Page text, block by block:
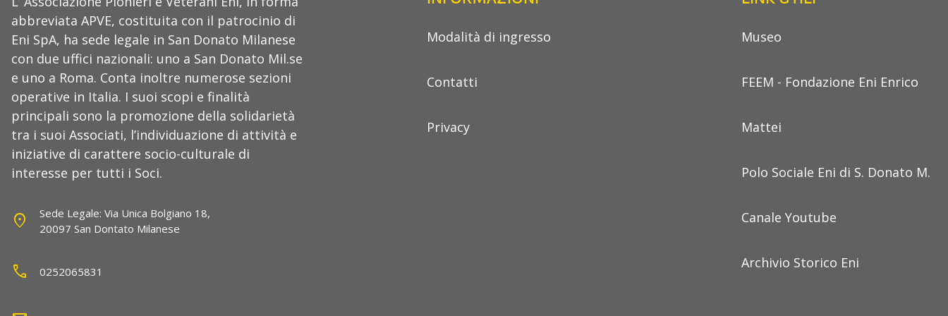
abbreviata APVE, costituita con il patrocinio di
Eni SpA, ha sede legale in San Donato Milanese
con due uffici nazionali: uno a San Donato Mil.se
e uno a Roma. Conta inoltre numerose sezioni
operative in Italia. I suoi scopi e finalità
principali sono la promozione della solidarietà
tra i suoi Associati, l’individuazione di attività e
iniziative di carattere socio-culturale di
interesse per tutti i Soci.
location_on
Sede Legale: Via Unica Bolgiano 18,
20097 San Dontato Milanese
call 0252065831
Modalità di ingresso
Contatti
Privacy
Museo
FEEM - Fondazione Eni Enrico
Mattei
Polo Sociale Eni di S. Donato M.
Canale Youtube
Archivio Storico Eni